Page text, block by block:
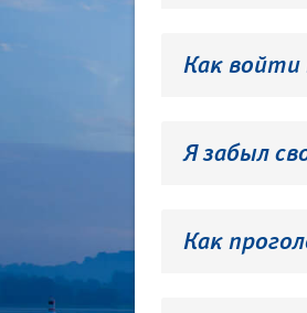
Как войти
Я забыл
Как